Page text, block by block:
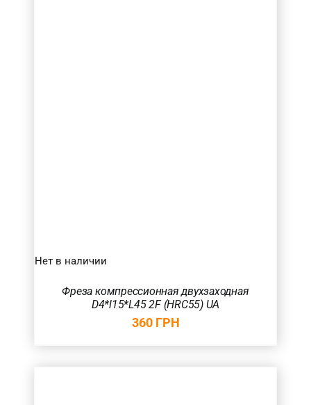
Нет в наличии
Фреза компрессионная двухзаходная
D4*l15*L45 2F (HRC55) UA
360 ГРН